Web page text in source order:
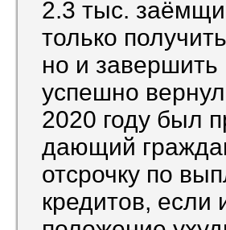
2.3 тыс.
только
но и завершить
успешно
2020 году был
дающий
отсрочку по
кредитов, если